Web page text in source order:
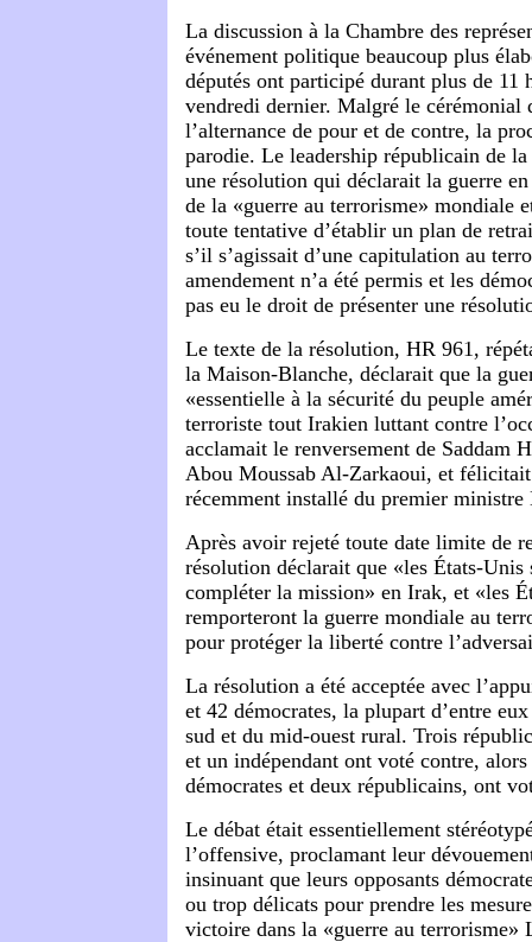
La discussion à la Chambre des
événement politique beaucoup plus
députés ont participé durant plus de 11
vendredi dernier. Malgré le cérémonial
l’alternance de pour et de contre, la
parodie. Le leadership républicain de la
une résolution qui déclarait la guerre
de la «guerre au terrorisme» mondiale
toute tentative d’établir un plan de
s’il s’agissait d’une capitulation au
amendement n’a été permis et les
pas eu le droit de présenter une
Le texte de la résolution, HR 961,
la Maison-Blanche, déclarait que la
«essentielle à la sécurité du peuple
terroriste tout Irakien luttant contre
acclamait le renversement de Saddam
Abou Moussab Al-Zarkaoui, et
récemment installé du premier
Après avoir rejeté toute date limite de
résolution déclarait que «les États-Unis
compléter la mission» en Irak, et «les
remporteront la guerre mondiale au
pour protéger la liberté contre
La résolution a été acceptée avec
et 42 démocrates, la plupart d’entre
sud et du mid-ouest rural. Trois
et un indépendant ont voté contre,
démocrates et deux républicains, ont
Le débat était essentiellement
l’offensive, proclamant leur
insinuant que leurs opposants
ou trop délicats pour prendre les
victoire dans la «guerre au terrorisme»